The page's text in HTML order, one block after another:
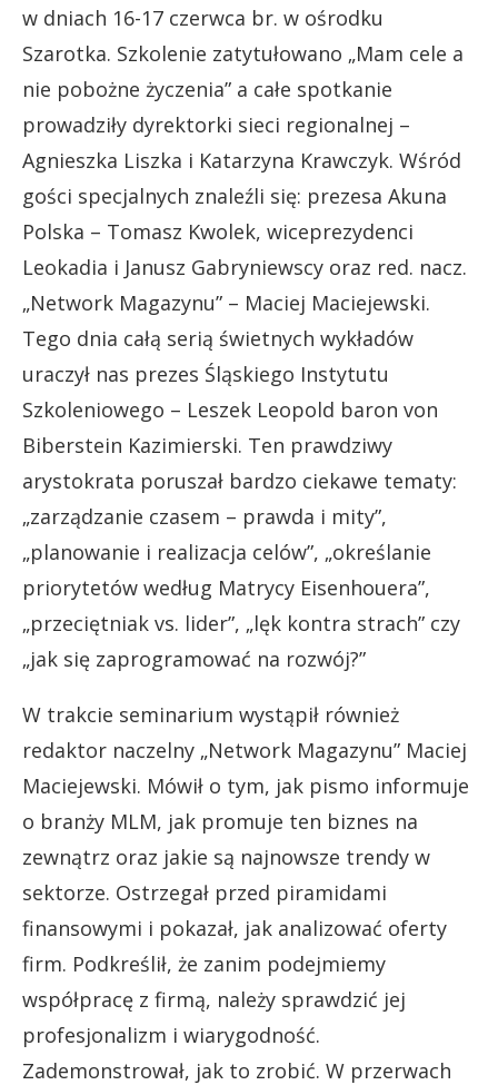
w dniach 16-17 czerwca br. w ośrodku
Szarotka. Szkolenie zatytułowano „Mam cele a
nie pobożne życzenia” a całe spotkanie
prowadziły dyrektorki sieci regionalnej –
Agnieszka Liszka i Katarzyna Krawczyk. Wśród
gości specjalnych znaleźli się: prezesa Akuna
Polska – Tomasz Kwolek, wiceprezydenci
Leokadia i Janusz Gabryniewscy oraz red. nacz.
„Network Magazynu” – Maciej Maciejewski.
Tego dnia całą serią świetnych wykładów
uraczył nas prezes Śląskiego Instytutu
Szkoleniowego – Leszek Leopold baron von
Biberstein Kazimierski. Ten prawdziwy
arystokrata poruszał bardzo ciekawe tematy:
„zarządzanie czasem – prawda i mity”,
„planowanie i realizacja celów”, „określanie
priorytetów według Matrycy Eisenhouera”,
„przeciętniak vs. lider”, „lęk kontra strach” czy
„jak się zaprogramować na rozwój?”
W trakcie seminarium wystąpił również
redaktor naczelny „Network Magazynu” Maciej
Maciejewski. Mówił o tym, jak pismo informuje
o branży MLM, jak promuje ten biznes na
zewnątrz oraz jakie są najnowsze trendy w
sektorze. Ostrzegał przed piramidami
finansowymi i pokazał, jak analizować oferty
firm. Podkreślił, że zanim podejmiemy
współpracę z firmą, należy sprawdzić jej
profesjonalizm i wiarygodność.
Zademonstrował, jak to zrobić. W przerwach